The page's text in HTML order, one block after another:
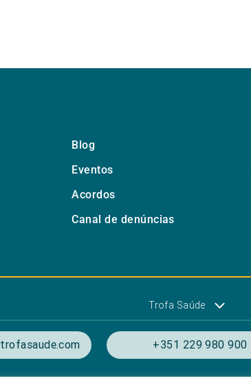
Blog
Eventos
Acordos
Canal de denúncias
Trofa Saúde
+351 229 980 900